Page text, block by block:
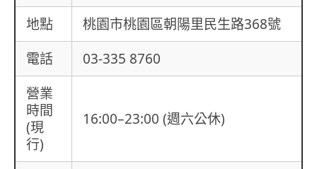
地點
桃園市桃園區朝陽里民生路368號
電話
03-335 8760
營業
時間
(現
行)
16:00–23:00 (週六公休)